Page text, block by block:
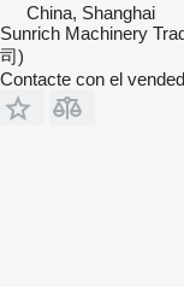
China, Shanghai
Sunrich Machinery
司)
Contacte con el